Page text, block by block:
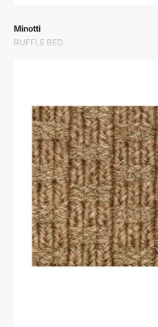
Prodavač:
Minotti
RUFFLE BED